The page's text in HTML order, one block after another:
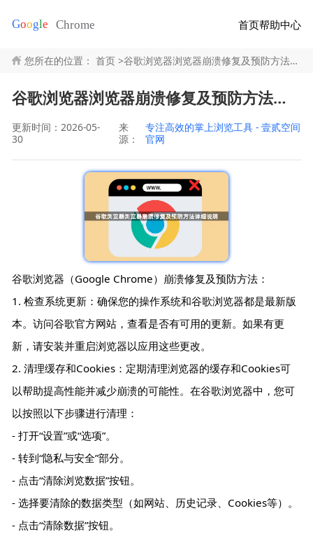
首页帮助中心
您所在的位置： 首页 >谷歌浏览器浏览器崩溃修复及预防方法详细说明
谷歌浏览器浏览器崩溃修复及预防方法详细说明
更新时间：2026-05-
30
来
源：
专注高效的掌上浏览工具 - 壹贰空间
官网
谷歌浏览器（Google Chrome）崩溃修复及预防方法：
1. 检查系统更新：确保您的操作系统和谷歌浏览器都是最新版
本。访问谷歌官方网站，查看是否有可用的更新。如果有更
新，请安装并重启浏览器以应用这些更改。
2. 清理缓存和Cookies：定期清理浏览器的缓存和Cookies可
以帮助提高性能并减少崩溃的可能性。在谷歌浏览器中，您可
以按照以下步骤进行清理：
- 打开“设置”或“选项”。
- 转到“隐私与安全”部分。
- 点击“清除浏览数据”按钮。
- 选择要清除的数据类型（如网站、历史记录、Cookies等）。
- 点击“清除数据”按钮。